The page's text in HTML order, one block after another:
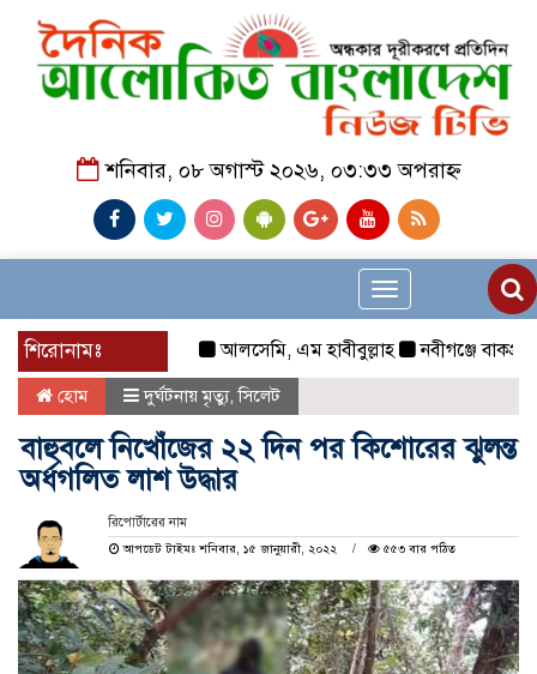
শনিবার, ০৮ অগাস্ট ২০২৬, ০৩:৩৩ অপরাহ্ন
Toggle
navigation
শিরোনামঃ আলসেমি, এম হাবীবুল্লাহ নবীগঞ্জে
হোম দুর্ঘটনায় মৃত্যু,সিলেট
বাহুবলে নিখোঁজের ২২ দিন পর কিশোরের ঝুলন্ত
অর্ধগলিত লাশ উদ্ধার
রিপোর্টারের নাম
আপডেট টাইমঃ শনিবার, ১৫ জানুয়ারী, ২০২২
৫৫৩ বার পঠিত